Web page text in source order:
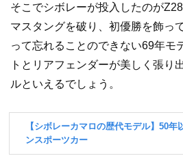
そこでシボレーが投入したのが
マスタングを破り、初優勝を飾っ
って忘れることのできない69年モ
トとリアフェンダーが美しく張り
ルといえるでしょう。